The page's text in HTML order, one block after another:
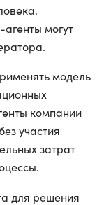
могут
модель
компании
участия
затрат
для решения